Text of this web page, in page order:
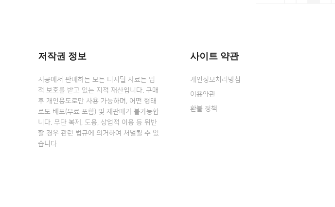
저작권 정보
지공에서 판매하는 모든 디지털 자료는 법
적 보호를 받고 있는 지적 재산입니다. 구매
후 개인용도로만 사용 가능하며, 어떤 형태
로도 배포(무료 포함) 및 재판매가 불가능합
니다. 무단 복제, 도용, 상업적 이용 등 위반
할 경우 관련 법규에 의거하여 처벌될 수 있
습니다.
사이트 약관
개인정보처리방침
이용약관
환불 정책